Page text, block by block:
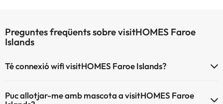
Preguntes freqüents sobre visitHOMES Faroe
Islands
Té connexió wifi visitHOMES Faroe Islands?
Puc allotjar-me amb mascota a visitHOMES Faroe